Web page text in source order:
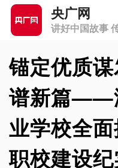
央广网
讲好中国故事
锚定优质
谱新篇——
业学校全
职校建设